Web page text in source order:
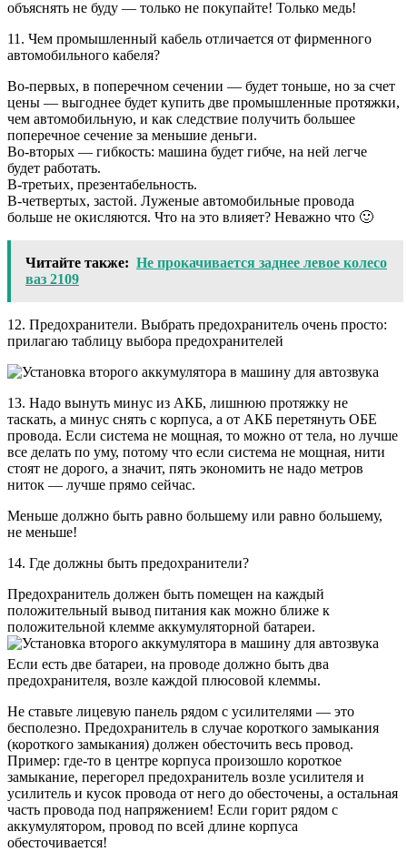
объяснять не буду — только не покупайте! Только медь!
11. Чем промышленный кабель отличается от фирменного
автомобильного кабеля?
Во-первых, в поперечном сечении — будет тоньше, но за счет
цены — выгоднее будет купить две промышленные протяжки,
чем автомобильную, и как следствие получить большее
поперечное сечение за меньшие деньги.
Во-вторых — гибкость: машина будет гибче, на ней легче
будет работать.
В-третьих, презентабельность.
В-четвертых, застой. Луженые автомобильные провода
больше не окисляются. Что на это влияет? Неважно что 🙂
Читайте также: Не прокачивается заднее левое колесо
ваз 2109
12. Предохранители. Выбрать предохранитель очень просто:
прилагаю таблицу выбора предохранителей
13. Надо вынуть минус из АКБ, лишнюю протяжку не
таскать, а минус снять с корпуса, а от АКБ перетянуть ОБЕ
провода. Если система не мощная, то можно от тела, но лучше
все делать по уму, потому что если система не мощная, нити
стоят не дорого, а значит, пять экономить не надо метров
ниток — лучше прямо сейчас.
Меньше должно быть равно большему или равно большему,
не меньше!
14. Где должны быть предохранители?
Предохранитель должен быть помещен на каждый
положительный вывод питания как можно ближе к
положительной клемме аккумуляторной батареи.
Если есть две батареи, на проводе должно быть два
предохранителя, возле каждой плюсовой клеммы.
Не ставьте лицевую панель рядом с усилителями — это
бесполезно. Предохранитель в случае короткого замыкания
(короткого замыкания) должен обесточить весь провод.
Пример: где-то в центре корпуса произошло короткое
замыкание, перегорел предохранитель возле усилителя и
усилитель и кусок провода от него до обесточены, а остальная
часть провода под напряжением! Если горит рядом с
аккумулятором, провод по всей длине корпуса
обесточивается!